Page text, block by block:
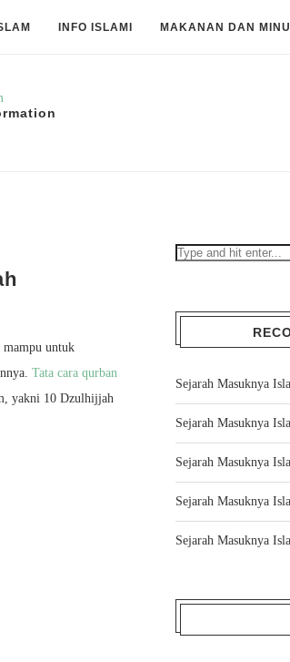
INFO ISLAMI MAKANAN DAN
untuk
Tata cara qurban
yakni 10 Dzulhijjah
Sejarah Masuknya
Sejarah Masuknya
Sejarah Masuknya
Sejarah Masuknya
Sejarah Masuknya